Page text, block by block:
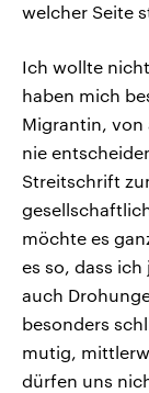
welcher Seite
Ich wollte
haben mich
Migrantin, von
nie
Streitschrift
möchte es
es so, dass
auch
besonders
mutig,
dürfen uns